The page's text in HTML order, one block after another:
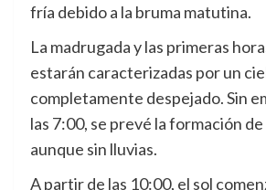
fría debido a la bruma matutina.
La madrugada y las primeras
estarán caracterizadas por un
completamente despejado. Sin
las 7:00, se prevé la formación
aunque sin lluvias.
A partir de las 10:00, el sol